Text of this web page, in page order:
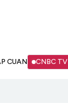
CUAN CNBC TV